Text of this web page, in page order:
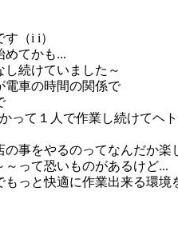
（i i）
めてかも...
続けていました～
電車の時間の関係で
って１人で作業し続けてヘ
事をやるのってなんだか楽
って恐いものがあるけど...
っと快適に作業出来る環境